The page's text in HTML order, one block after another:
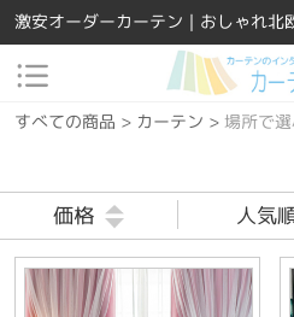
激安オーダーカーテン｜おしゃれ北
すべての商品 > カーテン > 場所で
価格 人気